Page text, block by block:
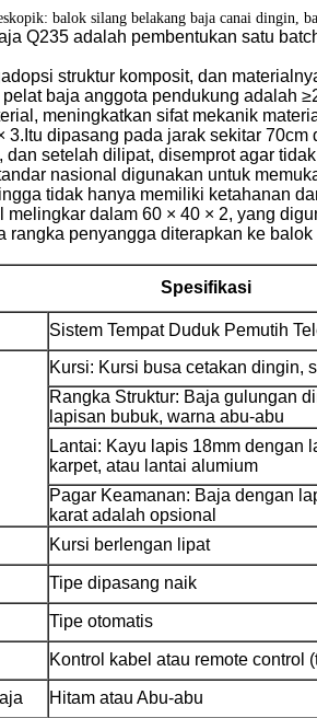
balok silang belakang baja canai dingin,
Q235 adalah pembentukan satu
struktur komposit, dan
baja anggota pendukung adalah
meningkatkan sifat mekanik
3.Itu dipasang pada jarak sekitar
dan setelah dilipat, disemprot agar
nasional digunakan untuk
tidak hanya memiliki ketahanan
melingkar dalam 60 × 40 × 2, yang
rangka penyangga diterapkan ke
Spesifikasi
Sistem Tempat Duduk Pemutih
Kursi: Kursi busa cetakan dingin,
Rangka Struktur: Baja gulungan
lapisan bubuk, warna abu-abu
Lantai: Kayu lapis 18mm dengan
karpet, atau lantai alumium
Pagar Keamanan: Baja dengan
karat adalah opsional
Kursi berlengan lipat
Tipe dipasang naik
Tipe otomatis
Kontrol kabel atau remote control
Hitam atau Abu-abu